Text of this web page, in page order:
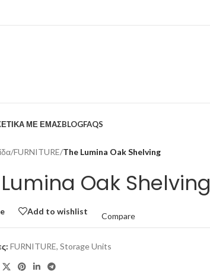
ΜΕ ΕΜΑΣBLOGFAQS
/FURNITURE/The Lumina Oak Shelving
Oak Shelving
Add to wishlist
Compare
FURNITURE, Storage Units